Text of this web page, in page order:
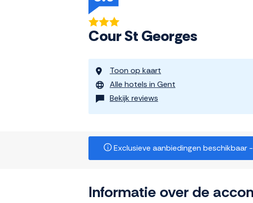
Cour St Georges
Toon op kaart
Alle hotels in Gent
Bekijk reviews
Exclusieve aanbiedingen beschikbaar
Informatie over de